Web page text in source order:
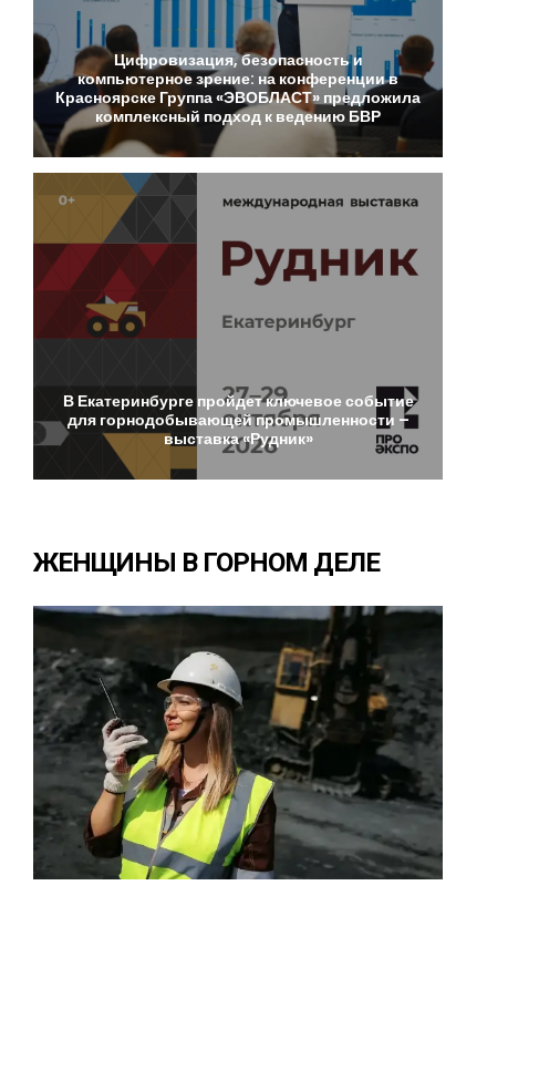
Цифровизация,безопасностьи
компьютерноезрение: на конференциив
Красноярске Группа«ЭВОБЛАСТ» предложила
комплексный подход к ведению БВР
В Екатеринбурге пройдетключевоесобытие
для горнодобывающейпромышленности –
выставка«Рудник»
ЖЕНЩИНЫ В ГОРНОМ ДЕЛЕ